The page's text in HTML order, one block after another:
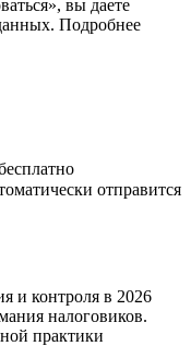
вы даете
Подробнее
отправится
и контроля в 2026
налоговиков.
практики